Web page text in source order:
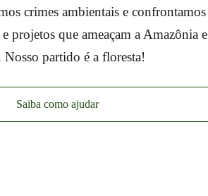
crimes ambientais e confrontamos
projetos que ameaçam a Amazônia e
Nosso partido é a floresta!
Saiba como ajudar